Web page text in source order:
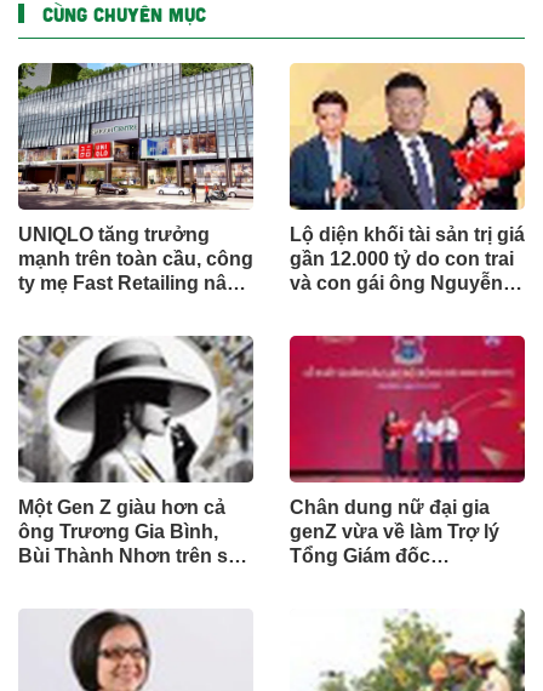
CÙNG CHUYÊN MỤC
UNIQLO tăng trưởng
mạnh trên toàn cầu, công
ty mẹ Fast Retailing nâng
nhuận năm 2026
Lộ diện khối tài sản trị giá
gần 12.000 tỷ do con trai
và con gái ông Nguyễn
một công ty sắp lên sàn
Một Gen Z giàu hơn cả
ông Trương Gia Bình,
Bùi Thành Nhơn trên sàn
Chân dung nữ đại gia
genZ vừa về làm Trợ lý
Tổng Giám đốc
Tổng Giám đốc doanh
nghiệp hàng không vũ
trụ, nắm giữ khối tài sản
hàng nghìn tỷ